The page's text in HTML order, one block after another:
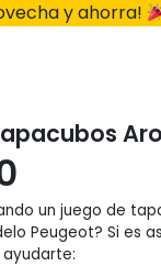
y ahorra!
un juego de
Peugeot? Si es